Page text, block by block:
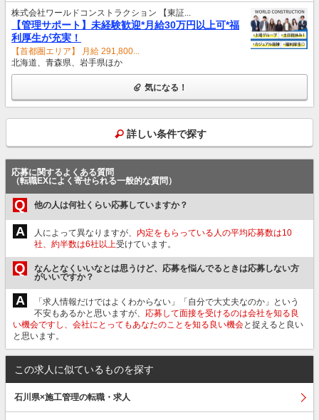
株式会社ワールドコンストラクション 【東証...
【管理サポート】未経験歓迎*月給30万円以上可*福
利厚生が充実！
【首都圏エリア】 月給 291,800...
北海道、青森県、岩手県ほか
気になる！
詳しい条件で探す
応募に関するよくある質問
（転職EXによく寄せられる一般的な質問）
Q 他の人は何社くらい応募していますか？
A 人によって異なりますが、 内定をもらっている人の平均応募数は10
社、約半数は6社以上受けています。
Q
なんとなくいいなとは思うけど、応募を悩んでるときは応募しない方
がいいですか？
A
「求人情報だけではよくわからない」「自分で大丈夫なのか」という
不安もあるかと思いますが、 応募して面接を受けるのは会社を知る良
い機会ですし、会社にとってもあなたのことを知る良い機会と捉えると良い
と思います。
この求人に似ているものを探す
石川県×施工管理の転職・求人